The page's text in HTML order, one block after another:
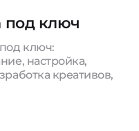
под ключ
ключ:
настройка,
креативов,